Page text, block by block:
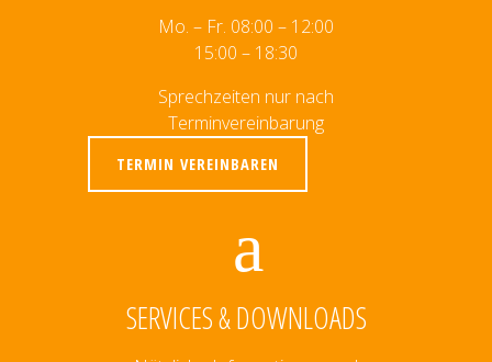
Mo. – Fr. 08:00 – 12:00
15:00 – 18:30
Sprechzeiten nur nach
Terminvereinbarung
TERMIN VEREINBAREN
SERVICES & DOWNLOADS